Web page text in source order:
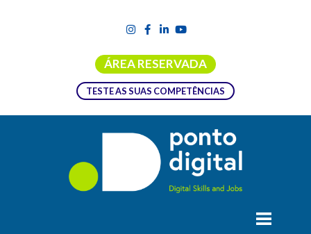
ÁREA RESERVADA
TESTE AS SUAS COMPETÊNCIAS